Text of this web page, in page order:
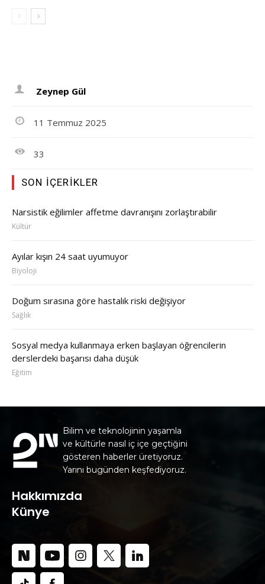
Zeynep Gül
11 Temmuz 2025
33
SON İÇERIKLER
Narsistik eğilimler affetme davranışını zorlaştırabilir
Kültür
Ayılar kışın 24 saat uyumuyor
Biyoloji
Doğum sırasına göre hastalık riski değişiyor
Sağlık
Sosyal medya kullanmaya erken başlayan öğrencilerin
derslerdeki başarısı daha düşük
Eğitim
Bilim ve teknolojinin yaşamla
ve kültürle nasıl iç içe geçtiğini
gösteren haberler üretiyoruz.
Yarını bugünden keşfediyoruz.
Hakkımızda
Künye